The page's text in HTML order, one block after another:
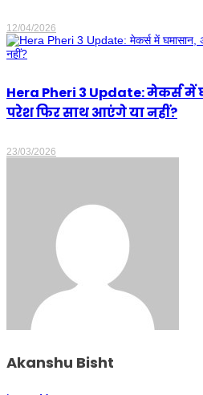
12/04/2026
Hera Pheri 3 Update: मेकर्स
परेश फिर साथ आएंगे या नहीं?
23/03/2026
Akanshu Bisht